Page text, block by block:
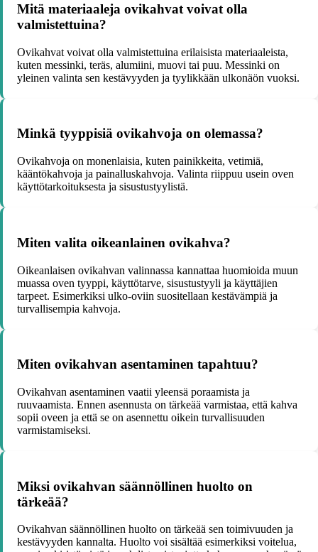
Mitä materiaaleja ovikahvat voivat olla
valmistettuina?
Ovikahvat voivat olla valmistettuina erilaisista materiaaleista,
kuten messinki, teräs, alumiini, muovi tai puu. Messinki on
yleinen valinta sen kestävyyden ja tyylikkään ulkonäön vuoksi.
Minkä tyyppisiä ovikahvoja on olemassa?
Ovikahvoja on monenlaisia, kuten painikkeita, vetimiä,
kääntökahvoja ja painalluskahvoja. Valinta riippuu usein oven
käyttötarkoituksesta ja sisustustyylistä.
Miten valita oikeanlainen ovikahva?
Oikeanlaisen ovikahvan valinnassa kannattaa huomioida muun
muassa oven tyyppi, käyttötarve, sisustustyyli ja käyttäjien
tarpeet. Esimerkiksi ulko-oviin suositellaan kestävämpiä ja
turvallisempia kahvoja.
Miten ovikahvan asentaminen tapahtuu?
Ovikahvan asentaminen vaatii yleensä poraamista ja
ruuvaamista. Ennen asennusta on tärkeää varmistaa, että kahva
sopii oveen ja että se on asennettu oikein turvallisuuden
varmistamiseksi.
Miksi ovikahvan säännöllinen huolto on
tärkeää?
Ovikahvan säännöllinen huolto on tärkeää sen toimivuuden ja
kestävyyden kannalta. Huolto voi sisältää esimerkiksi voitelua,